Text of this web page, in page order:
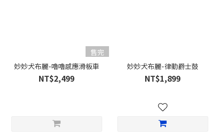
售完
妙妙犬布麗-嚕嚕感應滑板車
NT$2,499
妙妙犬布麗-律動爵士鼓
NT$1,899